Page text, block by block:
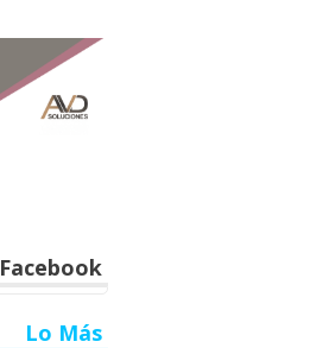
Facebook
Lo Más